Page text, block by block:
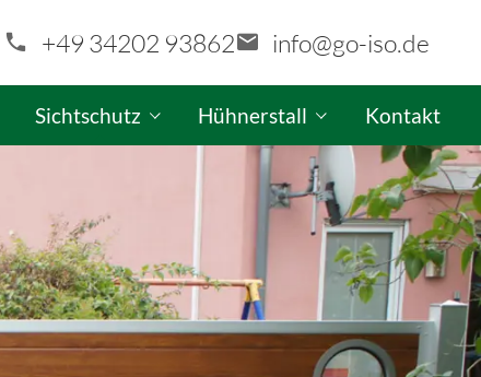
+49 34202 93862 info@go-iso.de
Konfigurator
Sichtschutz
GO-ISO Sichtschutzwand-Konfigurator
Hühnerstall
GO-ISO Hühnerstall-
Kontakt